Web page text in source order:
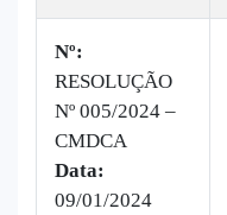
Nº:
RESOLUÇÃO
Nº 005/2024 –
CMDCA
Data:
09/01/2024